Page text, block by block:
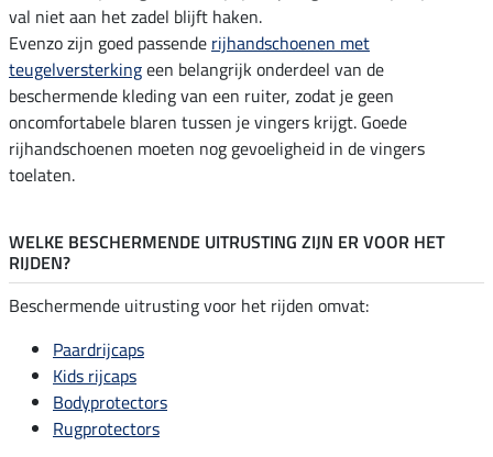
val niet aan het zadel blijft haken.
Evenzo zijn goed passende rijhandschoenen met
teugelversterkingeen belangrijk onderdeel van de
beschermende kleding van een ruiter, zodat je geen
oncomfortabele blaren tussen je vingers krijgt. Goede
rijhandschoenen moeten nog gevoeligheid in de vingers
toelaten.
WELKE BESCHERMENDE UITRUSTING ZIJN ER VOOR HET
RIJDEN?
Beschermende uitrusting voor het rijden omvat:
Paardrijcaps
Kids rijcaps
Bodyprotectors
Rugprotectors